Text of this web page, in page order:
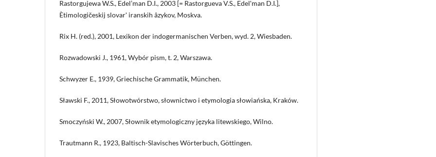
Rastorgujewa W.S., Edel’man D.I., 2003 [= Rastorgueva V.S., Edelʹman D.I.],
Ètimologičeskij slovarʹ iranskih âzykov, Moskva.
Rix H. (red.), 2001, Lexikon der indogermanischen Verben, wyd. 2, Wiesbaden.
Rozwadowski J., 1961, Wybór pism, t. 2, Warszawa.
Schwyzer E., 1939, Griechische Grammatik, München.
Sławski F., 2011, Słowotwórstwo, słownictwo i etymologia słowiańska, Kraków.
Smoczyński W., 2007, Słownik etymologiczny języka litewskiego, Wilno.
Trautmann R., 1923, Baltisch-Slavisches Wörterbuch, Göttingen.